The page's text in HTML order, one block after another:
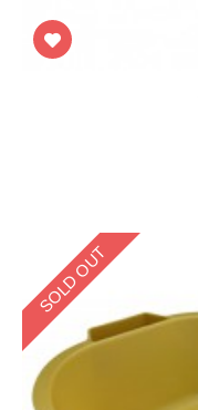
SOLD OUT